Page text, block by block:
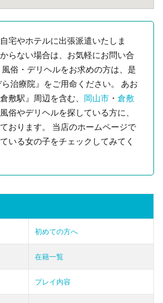
宅やホテルに出張派遣いたしま
らない場合は、お気軽にお問い合
俗・デリヘルをお求めの方は、是
治療院』をご用命ください。 あお
敷駅』周辺を含む、 岡山市 ・ 倉敷
俗やデリヘルを探している方に、
おります。 当店のホームページで
いる女の子をチェックしてみてく
初めての方へ
在籍一覧
プレイ内容